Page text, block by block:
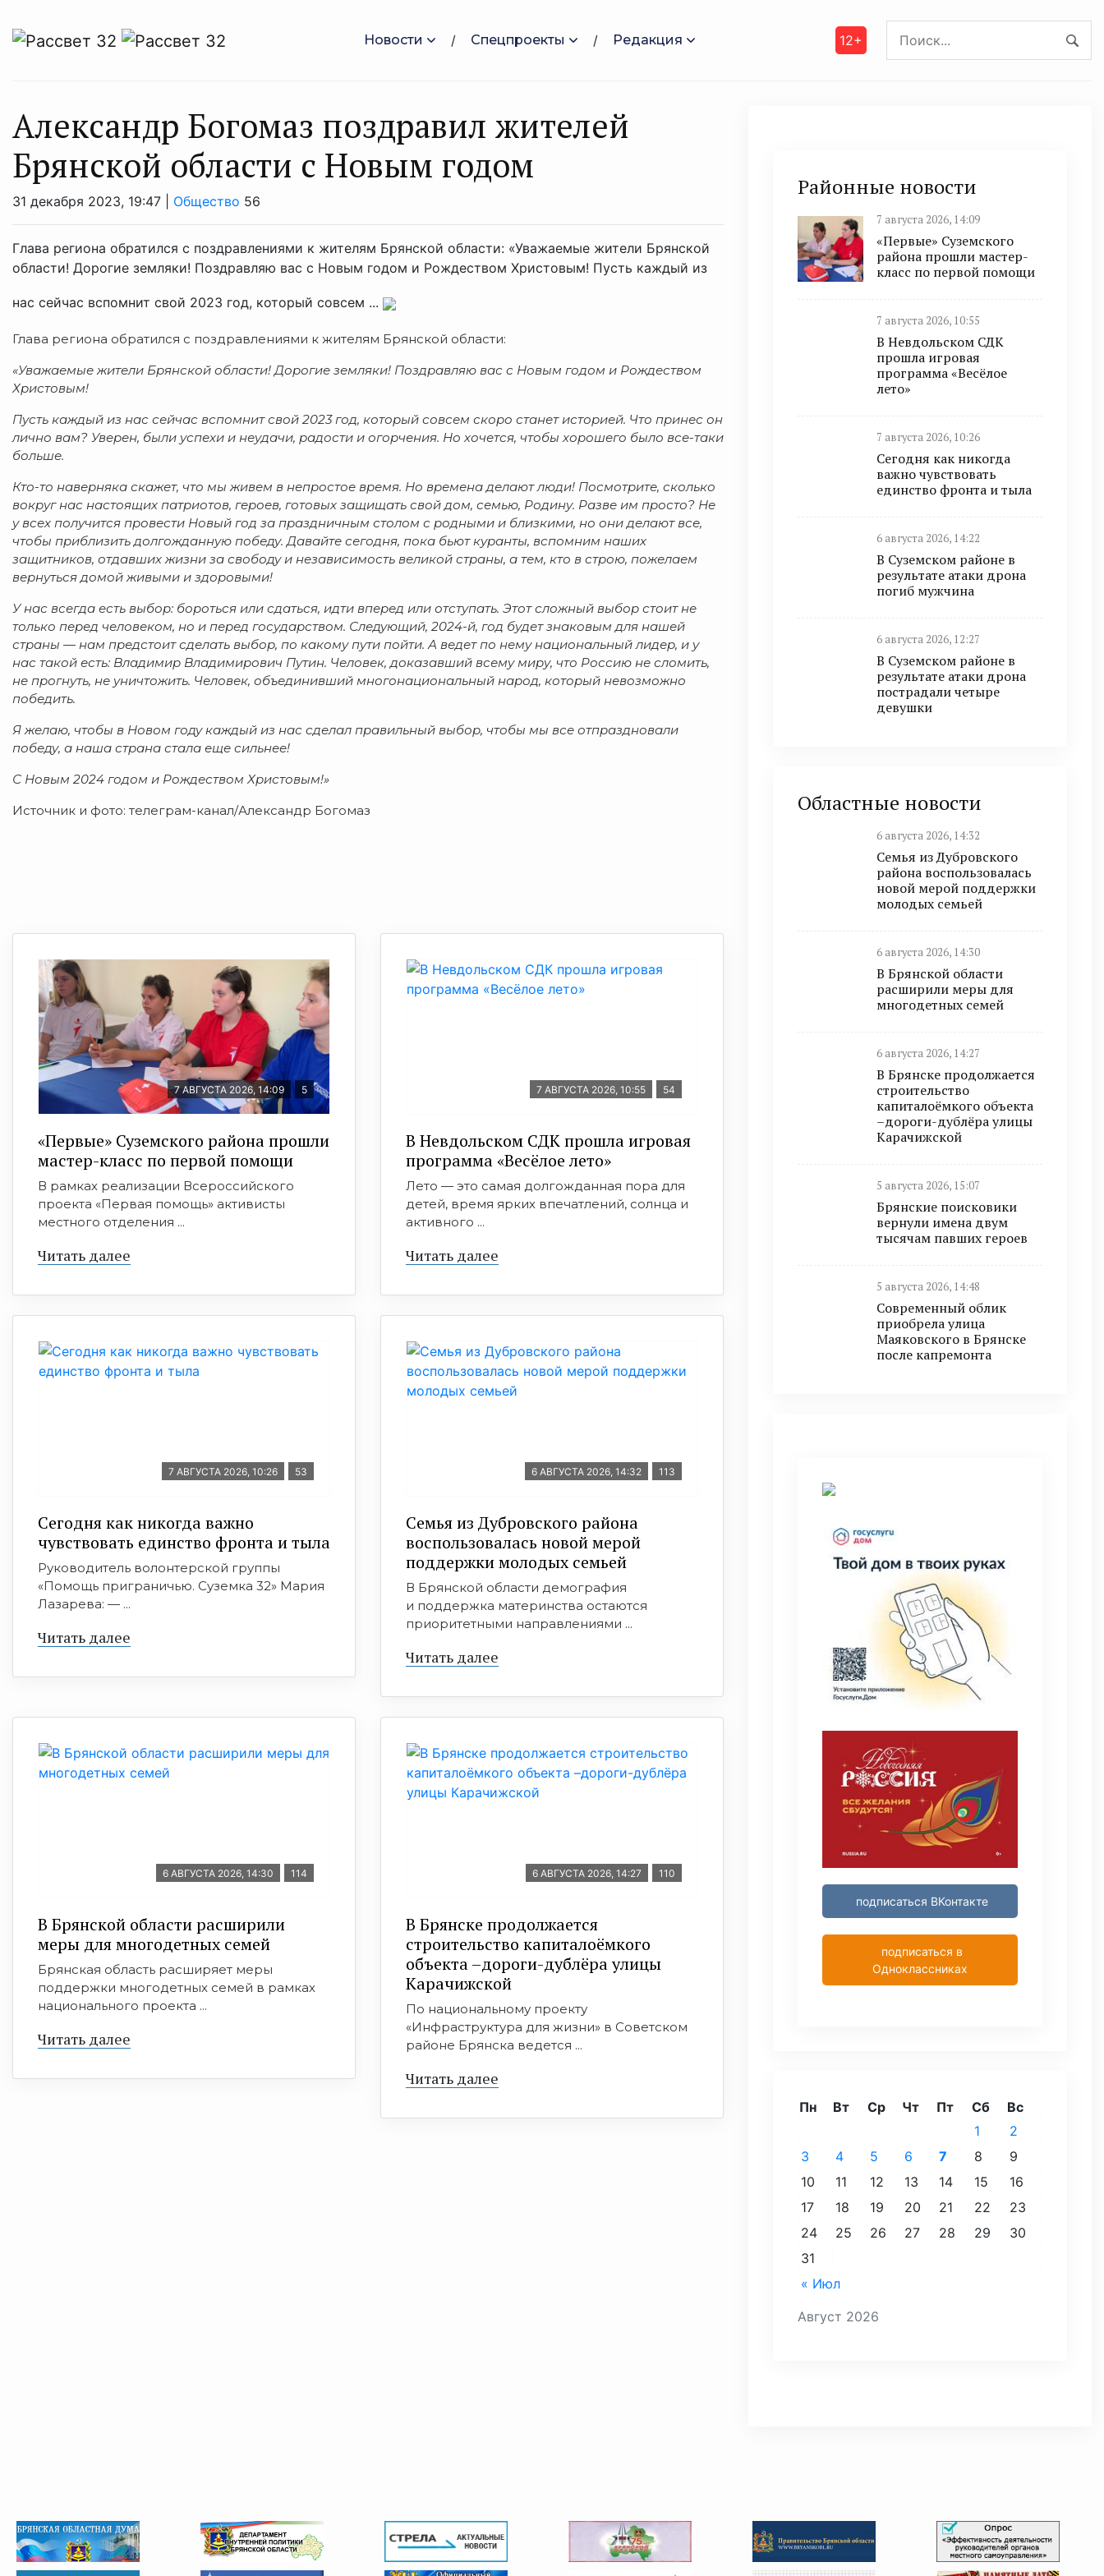
Новости Спецпроекты Редакция 12+
Александр Богомаз поздравил жителей
Брянской области с Новым годом
31 декабря 2023, 19:47 | Общество 56
Глава региона обратился с поздравлениями к жителям Брянской области: «Уважаемые жители Брянской
области! Дорогие земляки! Поздравляю вас с Новым годом и Рождеством Христовым! Пусть каждый из
нас сейчас вспомнит свой 2023 год, который совсем ...
Глава региона обратился с поздравлениями к жителям Брянской области:
«Уважаемые жители Брянской области! Дорогие земляки! Поздравляю вас с Новым годом и Рождеством
Христовым!
Пусть каждый из нас сейчас вспомнит свой 2023 год, который совсем скоро станет историей. Что принес он
лично вам? Уверен, были успехи и неудачи, радости и огорчения. Но хочется, чтобы хорошего было все-таки
больше.
Кто-то наверняка скажет, что мы живем в непростое время. Но времена делают люди! Посмотрите, сколько
вокруг нас настоящих патриотов, героев, готовых защищать свой дом, семью, Родину. Разве им просто? Не
у всех получится провести Новый год за праздничным столом с родными и близкими, но они делают все,
чтобы приблизить долгожданную победу. Давайте сегодня, пока бьют куранты, вспомним наших
защитников, отдавших жизни за свободу и независимость великой страны, а тем, кто в строю, пожелаем
вернуться домой живыми и здоровыми!
У нас всегда есть выбор: бороться или сдаться, идти вперед или отступать. Этот сложный выбор стоит не
только перед человеком, но и перед государством. Следующий, 2024-й, год будет знаковым для нашей
страны — нам предстоит сделать выбор, по какому пути пойти. А ведет по нему национальный лидер, и у
нас такой есть: Владимир Владимирович Путин. Человек, доказавший всему миру, что Россию не сломить,
не прогнуть, не уничтожить. Человек, объединивший многонациональный народ, который невозможно
победить.
Я желаю, чтобы в Новом году каждый из нас сделал правильный выбор, чтобы мы все отпраздновали
победу, а наша страна стала еще сильнее!
С Новым 2024 годом и Рождеством Христовым!»
Источник и фото: телеграм-канал/Александр Богомаз
7 АВГУСТА 2026, 14:09 5
«Первые» Суземского района прошли
мастер-класс по первой помощи
В рамках реализации Всероссийского
проекта «Первая помощь» активисты
местного отделения ...
Читать далее
7 АВГУСТА 2026, 10:55 54
В Невдольском СДК прошла игровая
программа «Весёлое лето»
Лето — это самая долгожданная пора для
детей, время ярких впечатлений, солнца и
активного ...
Читать далее
7 АВГУСТА 2026, 10:26 53
Сегодня как никогда важно
чувствовать единство фронта и тыла
Руководитель волонтерской группы
«Помощь приграничью. Суземка 32» Мария
Лазарева: — ...
Читать далее
6 АВГУСТА 2026, 14:32 113
Семья из Дубровского района
воспользовалась новой мерой
поддержки молодых семьей
В Брянской области демография
и поддержка материнства остаются
приоритетными направлениями ...
Читать далее
6 АВГУСТА 2026, 14:30 114
В Брянской области расширили
меры для многодетных семей
Брянская область расширяет меры
поддержки многодетных семей в рамках
национального проекта ...
Читать далее
6 АВГУСТА 2026, 14:27 110
В Брянске продолжается
строительство капиталоёмкого
объекта –дороги-дублёра улицы
Карачижской
По национальному проекту
«Инфраструктура для жизни» в Советском
районе Брянска ведется ...
Читать далее
Районные новости
7 августа 2026, 14:09
«Первые» Суземского
района прошли мастер-
класс по первой помощи
7 августа 2026, 10:55
В Невдольском СДК
прошла игровая
программа «Весёлое
лето»
7 августа 2026, 10:26
Сегодня как никогда
важно чувствовать
единство фронта и тыла
6 августа 2026, 14:22
В Суземском районе в
результате атаки дрона
погиб мужчина
6 августа 2026, 12:27
В Суземском районе в
результате атаки дрона
пострадали четыре
девушки
Областные новости
6 августа 2026, 14:32
Семья из Дубровского
района воспользовалась
новой мерой поддержки
молодых семьей
6 августа 2026, 14:30
В Брянской области
расширили меры для
многодетных семей
6 августа 2026, 14:27
В Брянске продолжается
строительство
капиталоёмкого объекта
–дороги-дублёра улицы
Карачижской
5 августа 2026, 15:07
Брянские поисковики
вернули имена двум
тысячам павших героев
5 августа 2026, 14:48
Современный облик
приобрела улица
Маяковского в Брянске
после капремонта
подписаться ВКонтакте
подписаться в
Одноклассниках
Август 2026
Пн Вт Ср Чт Пт Сб Вс
« Июл
1
2
3
4 5 6 7 8
9
10
11 12 13 14 15
16
17
18 19 20 21 22
23
24
25 26 27 28 29
30
31